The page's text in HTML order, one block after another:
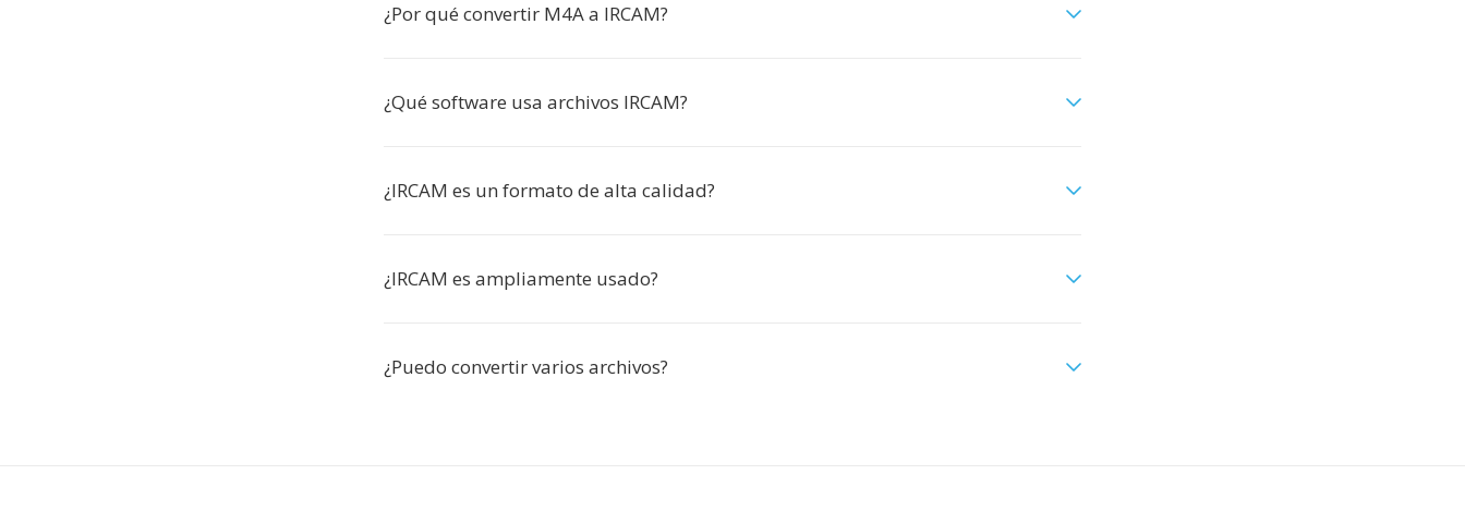
¿Por qué convertir M4A a IRCAM?
¿Qué software usa archivos IRCAM?
¿IRCAM es un formato de alta calidad?
¿IRCAM es ampliamente usado?
¿Puedo convertir varios archivos?